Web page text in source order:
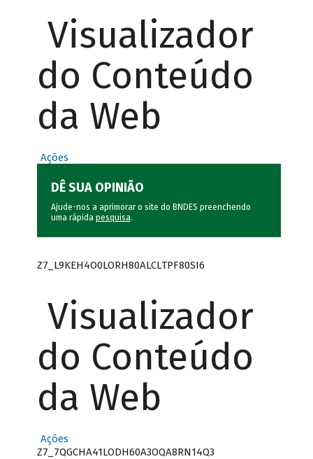
Visualizador
do Conteúdo
da Web
Ações
DÊ SUA OPINIÃO
Ajude-nos a aprimorar o site do BNDES preenchendo
uma rápida pesquisa.
Z7_L9KEH4O0LORH80ALCLTPF80SI6
Visualizador
do Conteúdo
da Web
Ações
Z7_7QGCHA41LODH60A3OQA8RN14Q3